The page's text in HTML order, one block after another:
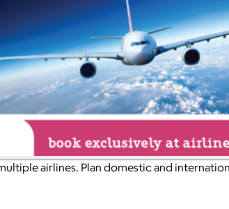
airlines. Plan domestic and